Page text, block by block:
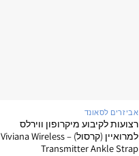
אביזרים לסאונד
רצועות לקיבוע מיקרופון ווירלס
למרואיין (קרסול) – Viviana Wireless
Transmitter Ankle Strap